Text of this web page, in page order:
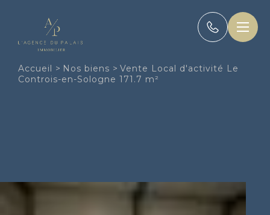
Accueil > Nos biens > Vente Local d'activité Le
Controis-en-Sologne 171.7 m²